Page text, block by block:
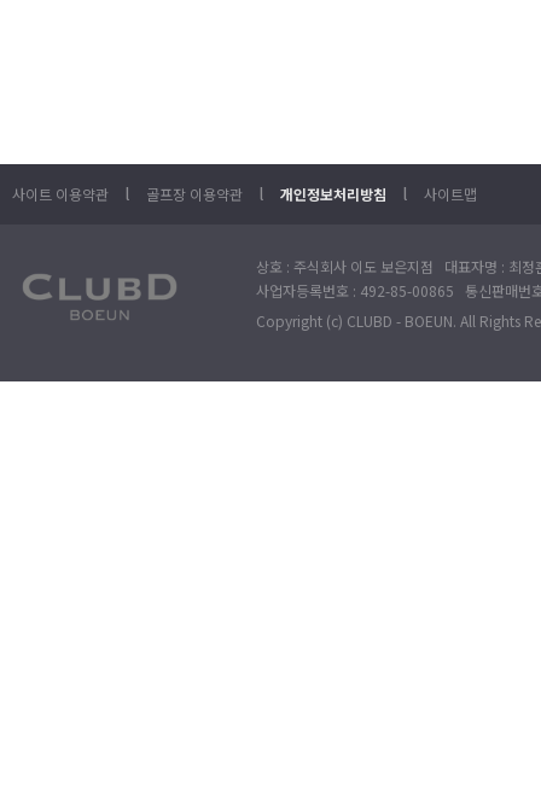
사이트 이용약관 l 골프장 이용약관 l 개인정보처리방침 l 사이트맵
상호 : 주식회사 이도 보은지점 대표자명 : 최
사업자등록번호 : 492-85-00865 통신판매
Copyright (c) CLUBD - BOEUN. All Rights